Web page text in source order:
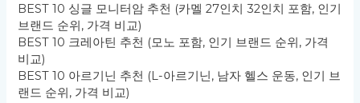
BEST 10 싱글 모니터암 추천 (카멜 27인치 32인치 포함, 인기
브랜드 순위, 가격 비교)
BEST 10 크레아틴 추천 (모노 포함, 인기 브랜드 순위, 가격
비교)
BEST 10 아르기닌 추천 (L-아르기닌, 남자 헬스 운동, 인기 브
랜드 순위, 가격 비교)